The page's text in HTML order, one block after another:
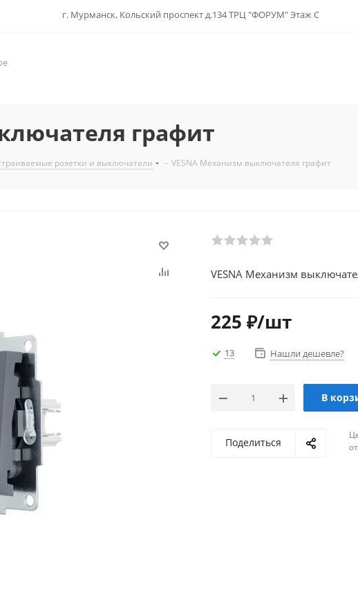
г. Мурманск, Кольский проспект д.134 ТРЦ "ФОРУМ" Этаж С
графит
розетки и выключатели - VESNA Механизм выключателя графит
VESNA Механизм
225 ₽/шт
13 Нашли дешевле?
В
Поделиться